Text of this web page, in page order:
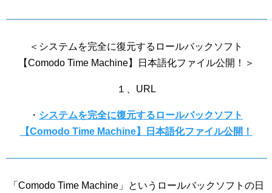
＜システムを完全に復元するロールバックソフト
【Comodo Time Machine】日本語化ファイル公開！＞
１、URL
・ システムを完全に復元するロールバックソフト
【Comodo Time Machine】日本語化ファイル公開！
「Comodo Time Machine」というロールバックソフトの日